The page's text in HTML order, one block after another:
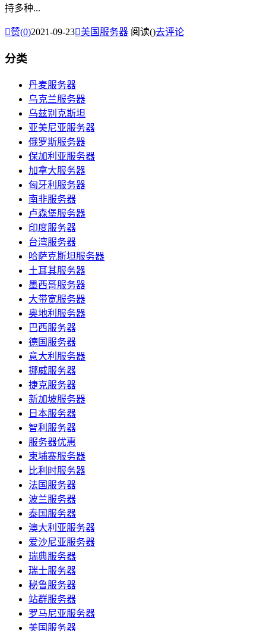
持多种...
赞(0)2021-09-23美国服务器 阅读()去评论
分类
丹麦服务器
乌克兰服务器
乌兹别克斯坦
亚美尼亚服务器
俄罗斯服务器
保加利亚服务器
加拿大服务器
匈牙利服务器
南非服务器
卢森堡服务器
印度服务器
台湾服务器
哈萨克斯坦服务器
土耳其服务器
墨西哥服务器
大带宽服务器
奥地利服务器
巴西服务器
德国服务器
意大利服务器
挪威服务器
捷克服务器
新加坡服务器
日本服务器
智利服务器
服务器优惠
柬埔寨服务器
比利时服务器
法国服务器
波兰服务器
泰国服务器
澳大利亚服务器
爱沙尼亚服务器
瑞典服务器
瑞士服务器
秘鲁服务器
站群服务器
罗马尼亚服务器
美国服务器